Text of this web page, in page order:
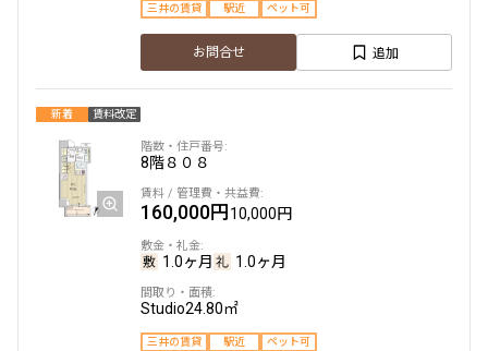
三井の賃貸 駅近 ペット可
お問合せ 追加
新着 賃料改定
8階８０８
160,000円10,000円
1.0ヶ月 1.0ヶ月
Studio24.80㎡
三井の賃貸 駅近 ペット可